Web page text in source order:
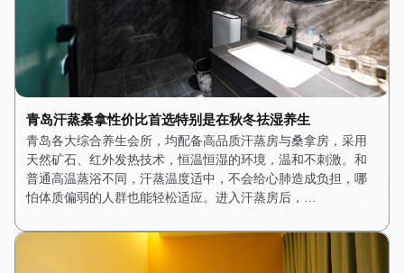
青岛汗蒸桑拿性价比首选特别是在秋冬祛湿养生
青岛各大综合养生会所，均配备高品质汗蒸房与桑拿房，采用
天然矿石、红外发热技术，恒温恒湿的环境，温和不刺激。和
普通高温蒸浴不同，汗蒸温度适中，不会给心肺造成负担，哪
怕体质偏弱的人群也能轻松适应。进入汗蒸房后，…